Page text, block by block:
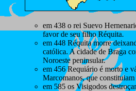
em 438 o rei Suevo
favor de seu filho Réquita.
em 448 Réquita morre
católica. A cidade de Braga
Noroeste peninsular.
em 456 Requiário é morto e
Marcomanos, que
em 585 os Visigodos